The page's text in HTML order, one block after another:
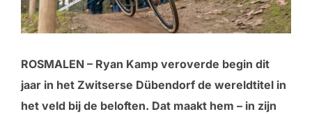
ROSMALEN – Ryan Kamp veroverde begin dit
jaar in het Zwitserse Dübendorf de wereldtitel in
het veld bij de beloften. Dat maakt hem – in zijn